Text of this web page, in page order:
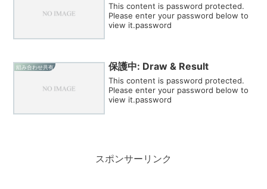
This content is password protected.
Please enter your password below to
view it.password
組み合わせ共有 保護中: Draw & Result
This content is password protected.
Please enter your password below to
view it.password
スポンサーリンク